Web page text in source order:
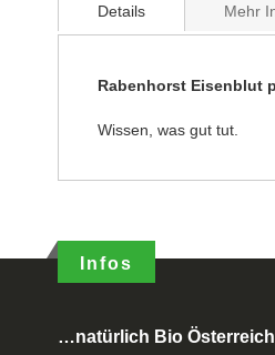
Details
Rabenhorst Eisenblut
Wissen, was gut tut.
Mehr
Infos
…natürlich Bio Österreich